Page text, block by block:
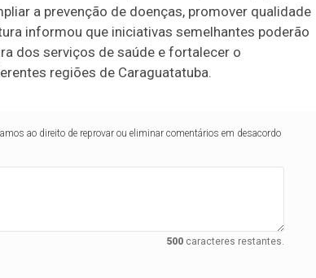
a prevenção de doenças, promover qualidade
informou que iniciativas semelhantes poderão
dos serviços de saúde e fortalecer o
regiões de Caraguatatuba.
ao direito de reprovar ou eliminar comentários em desacordo
500caracteres restantes.